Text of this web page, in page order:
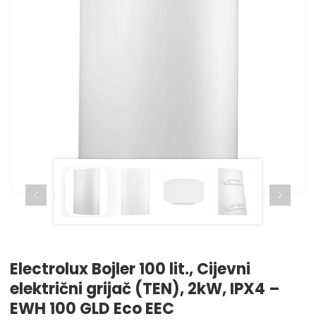
Electrolux Bojler 100 lit., Cijevni
električni grijač (TEN), 2kW, IPX4 –
EWH 100 GLD Eco EEC